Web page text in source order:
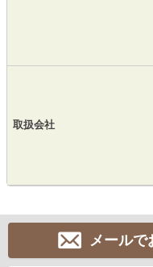
取扱会社
メールで